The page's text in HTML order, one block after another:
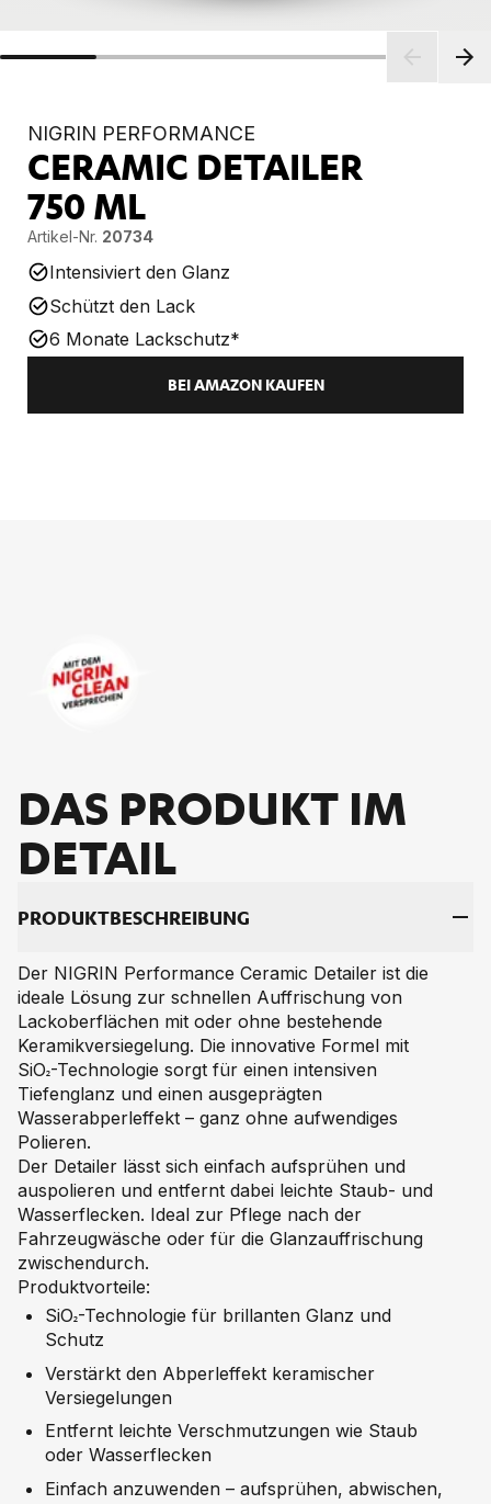
NIGRIN PERFORMANCE
CERAMIC DETAILER
750 ML
Artikel-Nr. 20734
Intensiviert den Glanz
Schützt den Lack
6 Monate Lackschutz*
BEI AMAZON KAUFEN
DAS PRO­DUKT IM
DE­TAIL
PRO­DUKT­BE­SCHREI­BUNG
Der NIGRIN Performance Ceramic Detailer ist die
ideale Lösung zur schnellen Auffrischung von
Lackoberflächen mit oder ohne bestehende
Keramikversiegelung. Die innovative Formel mit
SiO₂-Technologie sorgt für einen intensiven
Tiefenglanz und einen ausgeprägten
Wasserabperleffekt – ganz ohne aufwendiges
Polieren.
Der Detailer lässt sich einfach aufsprühen und
auspolieren und entfernt dabei leichte Staub- und
Wasserflecken. Ideal zur Pflege nach der
Fahrzeugwäsche oder für die Glanzauffrischung
zwischendurch.
Produktvorteile:
SiO₂-Technologie für brillanten Glanz und
Schutz
Verstärkt den Abperleffekt keramischer
Versiegelungen
Entfernt leichte Verschmutzungen wie Staub
oder Wasserflecken
Einfach anzuwenden – aufsprühen, abwischen,